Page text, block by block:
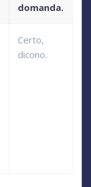
domanda.
Certo,
dicono.